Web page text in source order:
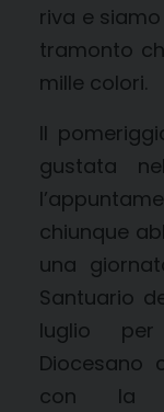
riva e
tramonto
mille colori.
Il
gustata
chiunque
una
Santuario
luglio per
Diocesano
con la